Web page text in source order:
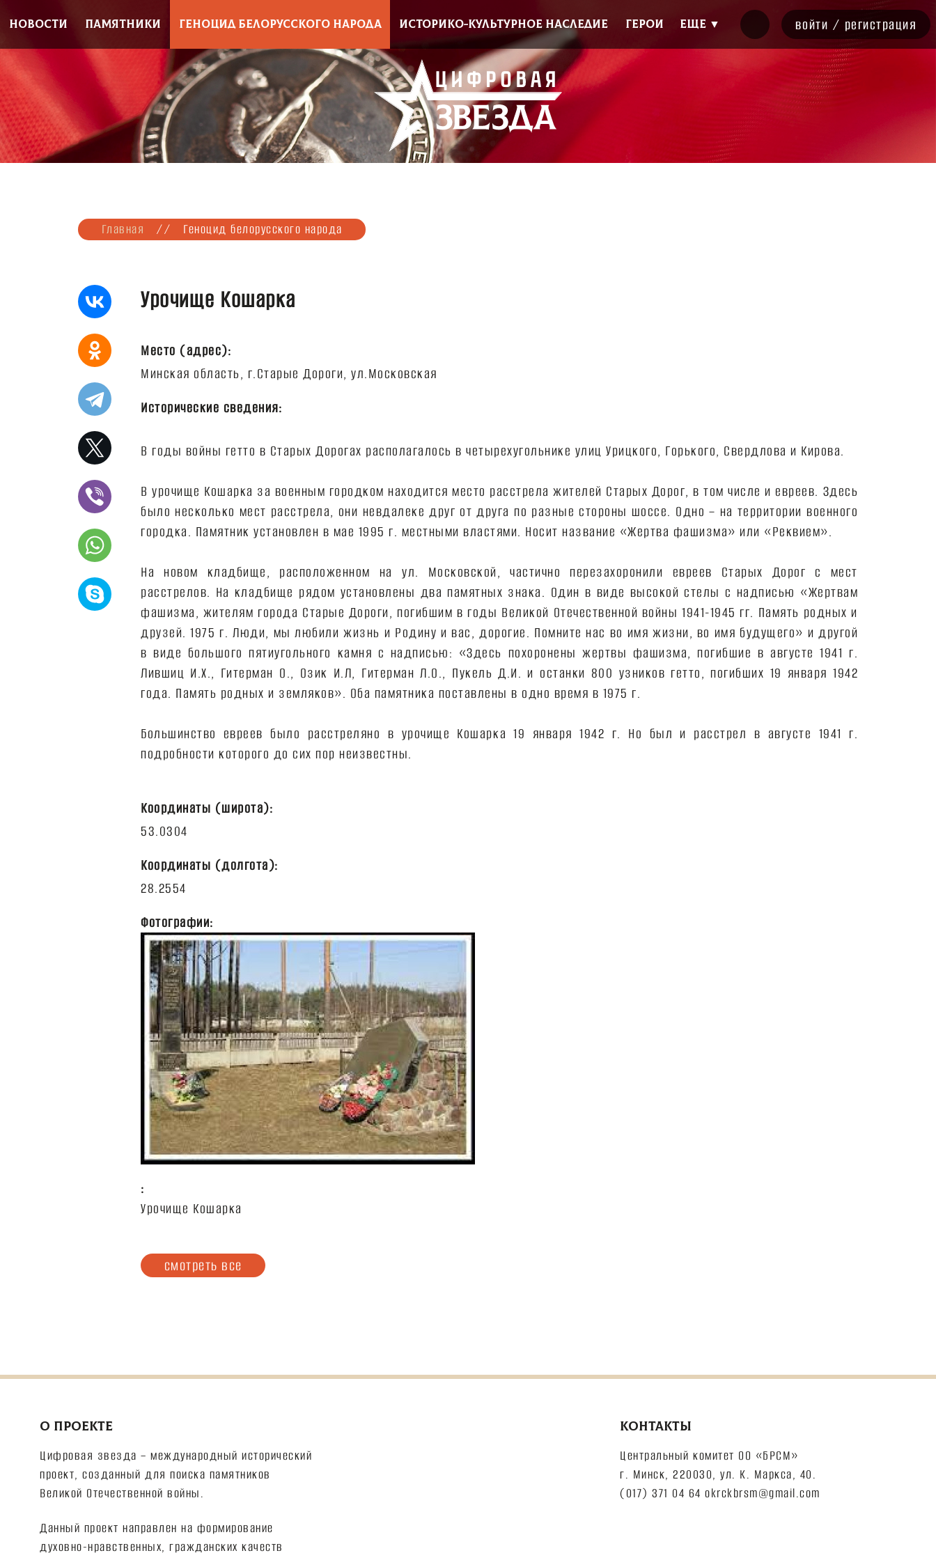
НОВОСТИ ПАМЯТНИКИ ГЕНОЦИД БЕЛОРУССКОГО НАРОДА ИСТОРИКО-КУЛЬТУРНОЕ НАСЛЕДИЕ ГЕРОИ Еще ▼ войти / регистрация
Главная // Геноцид белорусского народа
Урочище Кошарка
Место (адрес):
Исторические сведения:
В годы войны гетто в Старых Дорогах располагалось в четырехугольнике улиц Урицкого, Горького, Свердлова и Кирова.
В урочище Кошарка за военным городком находится место расстрела жителей Старых Дорог, в том числе и евреев. Здесь
было несколько мест расстрела, они невдалеке друг от друга по разные стороны шоссе. Одно – на территории военного
городка. Памятник установлен в мае 1995 г. местными властями. Носит название «Жертва фашизма» или «Реквием».
На новом кладбище, расположенном на ул. Московской, частично перезахоронили евреев Старых Дорог с мест
расстрелов. На кладбище рядом установлены два памятных знака. Один в виде высокой стелы с надписью «Жертвам
фашизма, жителям города Старые Дороги, погибшим в годы Великой Отечественной войны 1941-1945 гг. Память родных и
друзей. 1975 г. Люди, мы любили жизнь и Родину и вас, дорогие. Помните нас во имя жизни, во имя будущего» и другой
в виде большого пятиугольного камня с надписью: «Здесь похоронены жертвы фашизма, погибшие в августе 1941 г.
Лившиц И.Х., Гитерман О., Озик И.Л, Гитерман Л.О., Пукель Д.И. и останки 800 узников гетто, погибших 19 января 1942
года. Память родных и земляков». Оба памятника поставлены в одно время в 1975 г.
Большинство евреев было расстреляно в урочище Кошарка 19 января 1942 г. Но был и расстрел в августе 1941 г.
подробности которого до сих пор неизвестны.
Координаты (широта):
Координаты (долгота):
Фотографии:
:
Урочище Кошарка
смотреть все
О ПРОЕКТЕ
Цифровая звезда – международный исторический
проект, созданный для поиска памятников
Великой Отечественной войны.
Данный проект направлен на формирование
духовно-нравственных, гражданских качеств
КОНТАКТЫ
Центральный комитет ОО «БРСМ»
г. Минск, 220030, ул. К. Маркса, 40.
(017) 371 04 64 okrckbrsm@gmail.com